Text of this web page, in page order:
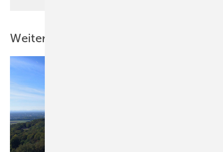
Weitere Inhalte